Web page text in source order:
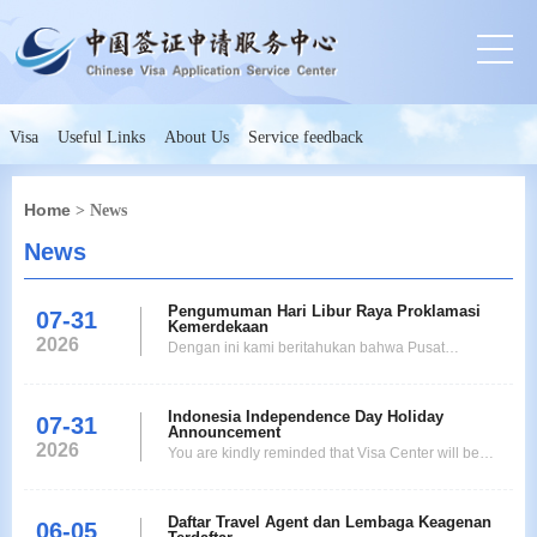
Visa Useful Links About Us Service feedback
Home > News
News
07-31
2026
Pengumuman Hari Libur Raya Proklamasi
Kemerdekaan
Dengan ini kami beritahukan bahwa Pusat
Kemerdekaan.Pusat Pelayanan Visa akan
bukakembali pada tanggal 18 Agustus
07-31
2026
Indonesia Independence Day Holiday
Announcement
You are kindly reminded that Visa Center will be
business on 18 August 2026 (Tuesday). Thus the
06-05
Daftar Travel Agent dan Lembaga Keagenan